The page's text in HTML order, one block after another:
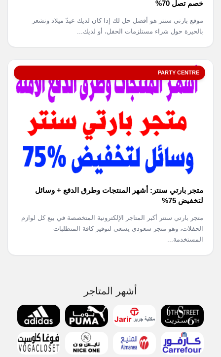
خصم تصل 70%
موقع بارتي سنتر هو أفضل حل لك إذا كان لديك عيدّ ميلاد وتشعر
بالحيرة حول شراء مستلزمات الحفل، أو لديك...
PARTY CENTRE
متجر بارتي سنتر: أشهر المنتجات وطرق الدفع + وسائل
لتخفيض 75%
متجر بارتي سنتر أكبر المتاجر الإلكترونية المتخصصة في بيع كل لوازم
الحفلات، وهو متجر سعودي يسعى لتوفير كافة المتطلبات
المستخدمة...
أشهر المتاجر